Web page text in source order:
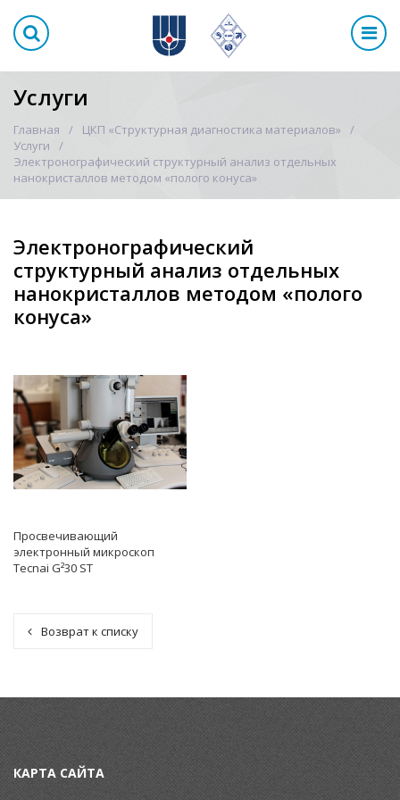
Услуги
Главная
ЦКП «Структурная диагностика материалов»
Услуги
Электронографический структурный анализ отдельных
нанокристаллов методом «полого конуса»
Электронографический
структурный анализ отдельных
нанокристаллов методом «полого
конуса»
Просвечивающий
электронный микроскоп
Tecnai G²30 ST
Возврат к списку
КАРТА САЙТА